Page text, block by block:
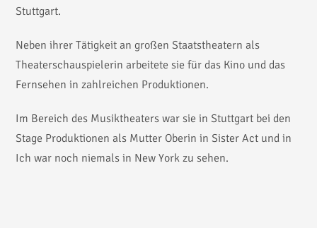
Stuttgart.
Neben ihrer Tätigkeit an großen Staatstheatern als
Theaterschauspielerin arbeitete sie für das Kino und das
Fernsehen in zahlreichen Produktionen.
Im Bereich des Musiktheaters war sie in Stuttgart bei den
Stage Produktionen als Mutter Oberin in Sister Act und in
Ich war noch niemals in New York zu sehen.